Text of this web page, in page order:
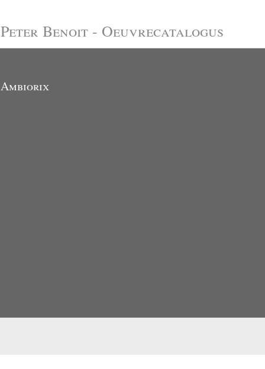
Peter Benoit - Oeuvrecatalogus
Ambiorix